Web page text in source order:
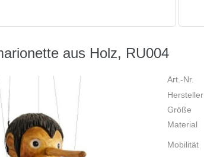
aus Holz, RU004
Art.-Nr.
Hersteller
Größe
Material
Mobilität